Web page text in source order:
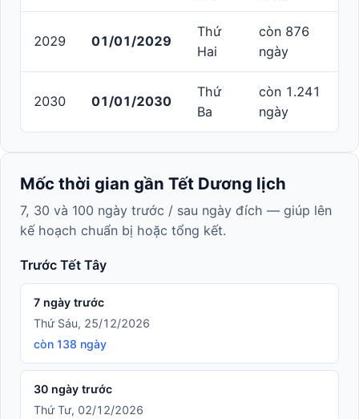
2029 01/01/2029
Thứ
Hai
còn 876
ngày
2030 01/01/2030
Thứ
Ba
còn 1.241
ngày
Mốc thời gian gần Tết Dương lịch
7, 30 và 100 ngày trước / sau ngày đích — giúp lên
kế hoạch chuẩn bị hoặc tổng kết.
Trước Tết Tây
7 ngày trước
Thứ Sáu, 25/12/2026
còn 138 ngày
30 ngày trước
Thứ Tư, 02/12/2026